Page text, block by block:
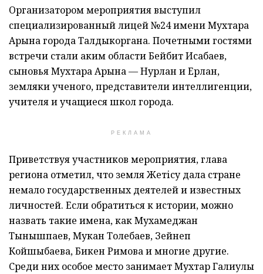
Организатором мероприятия выступил
специализированный лицей №24 имени Мухтара
Арына города Талдыкоргана. Почетными гостями
встречи стали аким области Бейбит Исабаев,
сыновья Мухтара Арына — Нурлан и Ерлан,
земляки ученого, представители интеллигенции,
учителя и учащиеся школ города.
РЕКЛАМА
Приветствуя участников мероприятия, глава
региона отметил, что земля Жетісу дала стране
немало государственных деятелей и известных
личностей. Если обратиться к истории, можно
назвать такие имена, как Мухамеджан
Тынышпаев, Мукан Толебаев, Зейнеп
Койшыбаева, Бикен Римова и многие другие.
Среди них особое место занимает Мухтар Галиулы